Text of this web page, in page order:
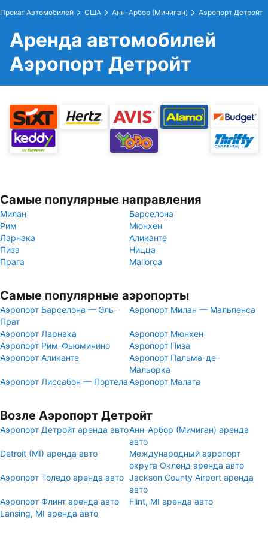
Прокат Автомобилей США Анн-Арбор (Мичиган) Аэропорт Детройт
Аренда автомобилей
Аэропорт Детройт
Самые популярные направления
Милан
Барселона
Рим
Мюнхен
Ларнака
Аликанте
Пиза
Ницца
Прага
Mallorca
Самые популярные аэропорты
Аэропорт Барселона — Эль-
Прат
Аэропорт Милан — Мальпенса
Аэропорт Ларнака
Аэропорт Мюнхен
Аэропорт Рим-Фьюмичино
Аэропорт Пиза
Аэропорт Аликанте
Аэропорт Пальма-де-
Мальорка
Аэропорт Лиссабон — ПортелаАэропорт Малага
Возле Аэропорт Детройт
Аэропорт Детройт аренда автоАнн-Арбор (Мичиган) аренда
авто
Detroit (MI) аренда авто
Международный аэропорт
округа Окленд аренда авто
Аэропорт Толедо аренда авто Jackson County Airport аренда
авто
Аэропорт Флинт аренда авто
Flint, MI аренда авто
Lansing, MI аренда авто